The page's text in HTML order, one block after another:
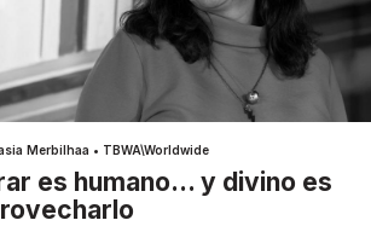
Merbilhaa • TBWA\Worldwide
es humano… y divino es